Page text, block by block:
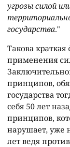
угрозы силой
государства."
Такова
применения
принципов,
государства
себя 50 лет
принципов,
нарушает, уже
лет ведя